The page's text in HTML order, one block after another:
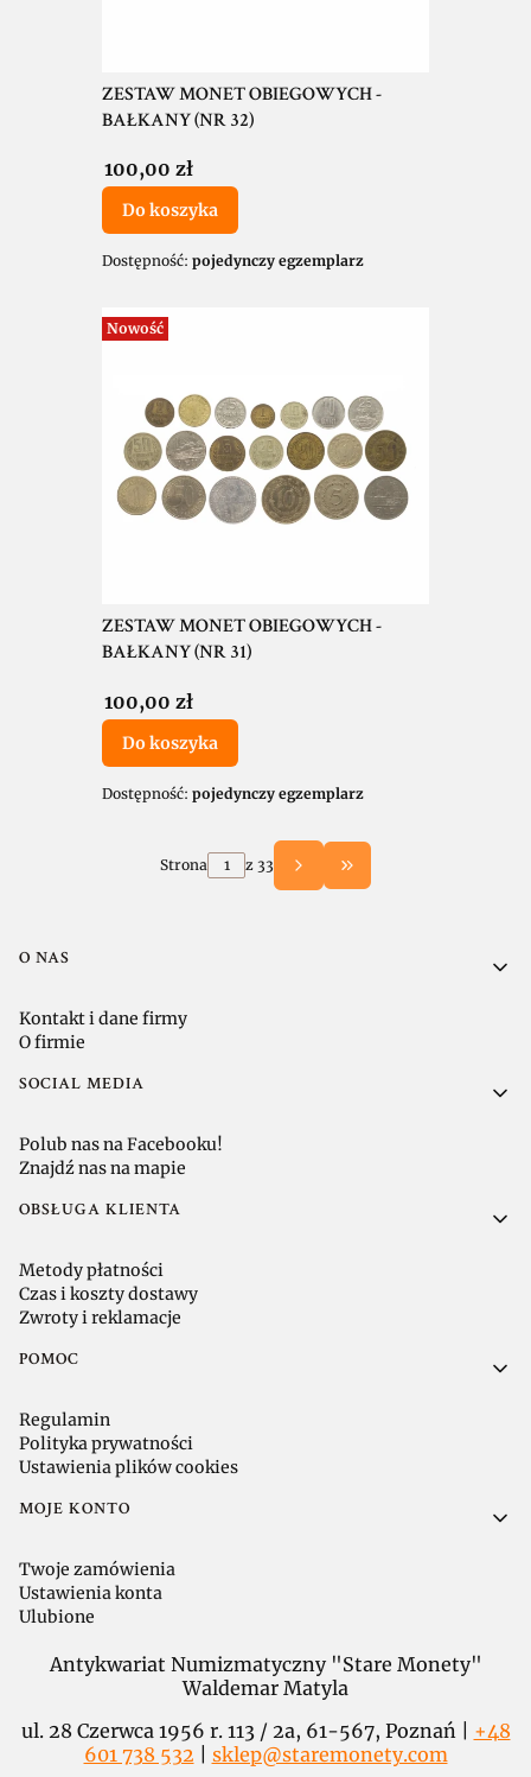
ZESTAW MONET OBIEGOWYCH -
BAŁKANY (NR 32)
Cena
100,00 zł
Do koszyka
Dostępność: pojedynczy egzemplarz
Nowość
ZESTAW MONET OBIEGOWYCH -
BAŁKANY (NR 31)
Cena
100,00 zł
Do koszyka
Dostępność: pojedynczy egzemplarz
Strona z 33 Przejdź do ostatniej
Linki w stopce
O NAS
Kontakt i dane firmy
O firmie
SOCIAL MEDIA
Polub nas na Facebooku!
Znajdź nas na mapie
OBSŁUGA KLIENTA
Metody płatności
Czas i koszty dostawy
Zwroty i reklamacje
POMOC
Regulamin
Polityka prywatności
Ustawienia plików cookies
MOJE KONTO
Twoje zamówienia
Ustawienia konta
Ulubione
Antykwariat Numizmatyczny "Stare Monety"
Waldemar Matyla
ul. 28 Czerwca 1956 r. 113 / 2a, 61-567, Poznań | +48
601 738 532
sklep@staremonety.com